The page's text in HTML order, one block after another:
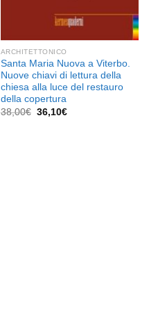
ARCHITETTONICO
Santa Maria Nuova a Viterbo.
Nuove chiavi di lettura della
chiesa alla luce del restauro
della copertura
38,00€ Il
prezzo
36,10€Il